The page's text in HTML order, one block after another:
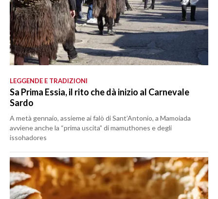
LEGGENDE E TRADIZIONI
Sa Prima Essia, il rito che dà inizio al Carnevale
Sardo
A metà gennaio, assieme ai falò di Sant’Antonio, a Mamoiada
avviene anche la “prima uscita” di mamuthones e degli
issohadores